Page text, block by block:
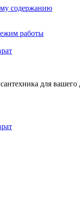
содержанию
работы
для вашего